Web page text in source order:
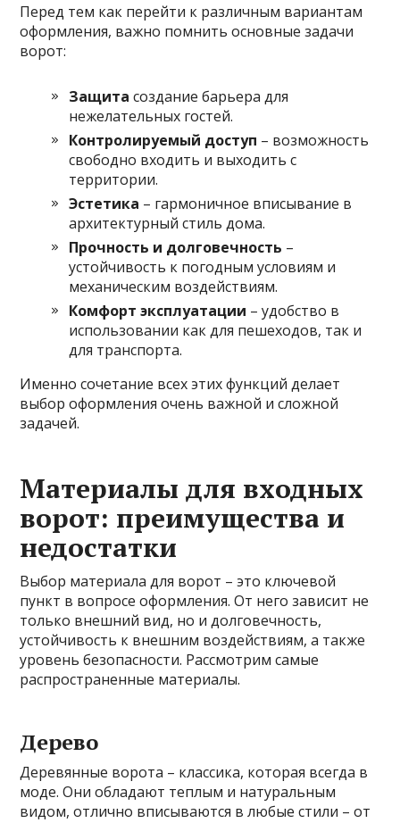
Перед тем как перейти к различным вариантам
оформления, важно помнить основные задачи
ворот:
Защита создание барьера для
нежелательных гостей.
Контролируемый доступ – возможность
свободно входить и выходить с
территории.
Эстетика – гармоничное вписывание в
архитектурный стиль дома.
Прочность и долговечность –
устойчивость к погодным условиям и
механическим воздействиям.
Комфорт эксплуатации – удобство в
использовании как для пешеходов, так и
для транспорта.
Именно сочетание всех этих функций делает
выбор оформления очень важной и сложной
задачей.
Материалы для входных
ворот: преимущества и
недостатки
Выбор материала для ворот – это ключевой
пункт в вопросе оформления. От него зависит не
только внешний вид, но и долговечность,
устойчивость к внешним воздействиям, а также
уровень безопасности. Рассмотрим самые
распространенные материалы.
Дерево
Деревянные ворота – классика, которая всегда в
моде. Они обладают теплым и натуральным
видом, отлично вписываются в любые стили – от